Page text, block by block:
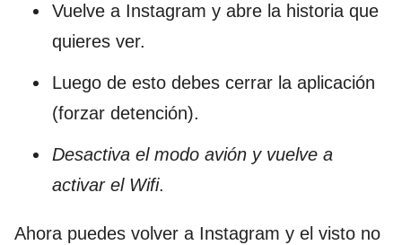
Vuelve a Instagram y abre la historia que
quieres ver.
Luego de esto debes cerrar la aplicación
(forzar detención).
Desactiva el modo avión y vuelve a
activar el Wifi.
Ahora puedes volver a Instagram y el visto no